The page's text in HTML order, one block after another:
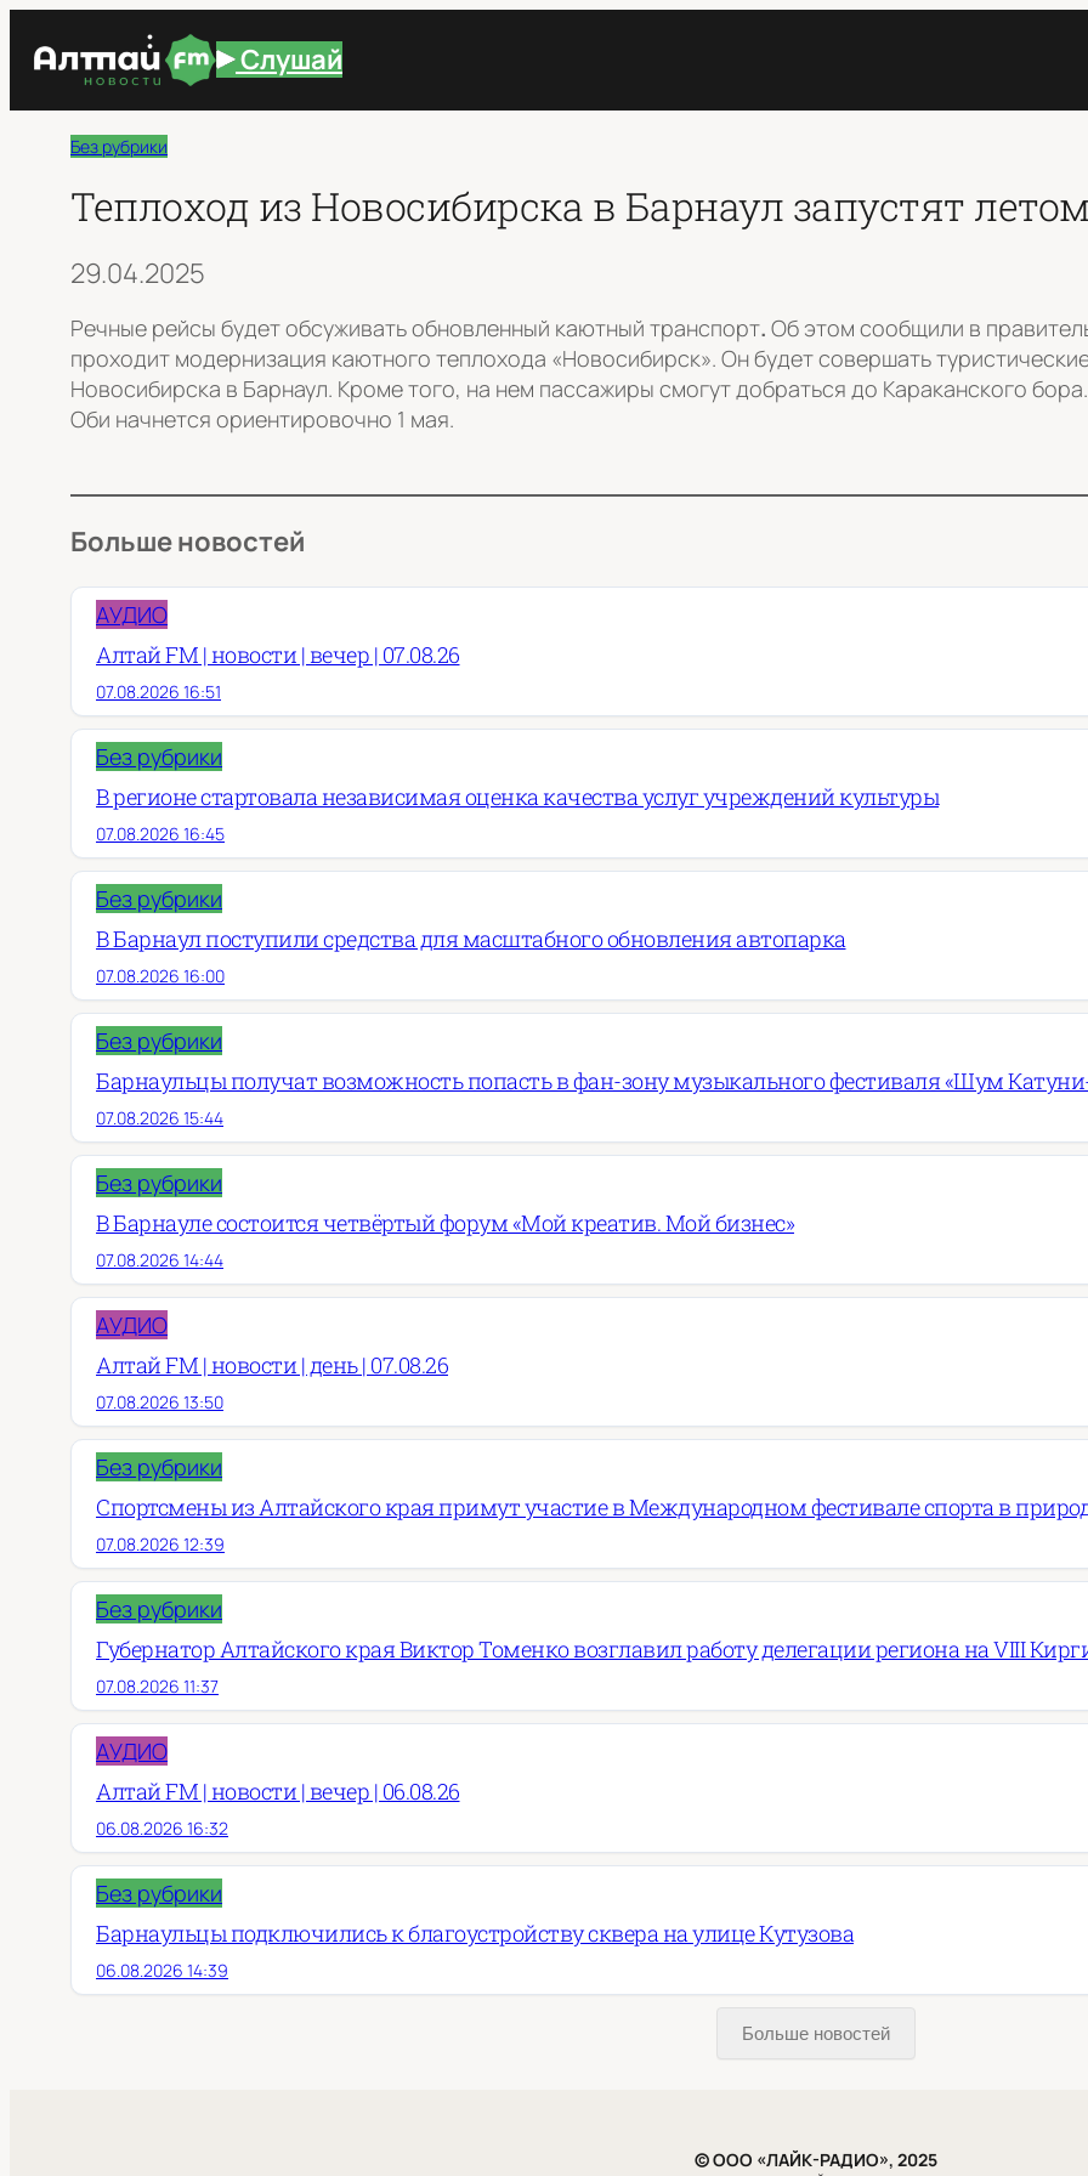
Слушай
Без рубрики
Теплоход из Новосибирска в Барнаул запустят
29.04.2025
Речные рейсы будет обсуживать обновленный каютный транспорт. Об этом сообщили в
проходит модернизация каютного теплохода «Новосибирск». Он будет совершать
Новосибирска в Барнаул. Кроме того, на нем пассажиры смогут добраться до Караканского
Оби начнется ориентировочно 1 мая.
Больше новостей
АУДИО
Алтай FM | новости | вечер | 07.08.26
07.08.2026 16:51
Без рубрики
В регионе стартовала независимая оценка качества услуг учреждений культуры
07.08.2026 16:45
Без рубрики
В Барнаул поступили средства для масштабного обновления автопарка
07.08.2026 16:00
Без рубрики
Барнаульцы получат возможность попасть в фан-зону музыкального фестиваля «Шум
07.08.2026 15:44
Без рубрики
В Барнауле состоится четвёртый форум «Мой креатив. Мой бизнес»
07.08.2026 14:44
АУДИО
Алтай FM | новости | день | 07.08.26
07.08.2026 13:50
Без рубрики
Спортсмены из Алтайского края примут участие в Международном фестивале спорта в
07.08.2026 12:39
Без рубрики
Губернатор Алтайского края Виктор Томенко возглавил работу делегации региона на VIII
07.08.2026 11:37
АУДИО
Алтай FM | новости | вечер | 06.08.26
06.08.2026 16:32
Без рубрики
Барнаульцы подключились к благоустройству сквера на улице Кутузова
06.08.2026 14:39
Больше новостей
© ООО «ЛАЙК-РАДИО», 2025